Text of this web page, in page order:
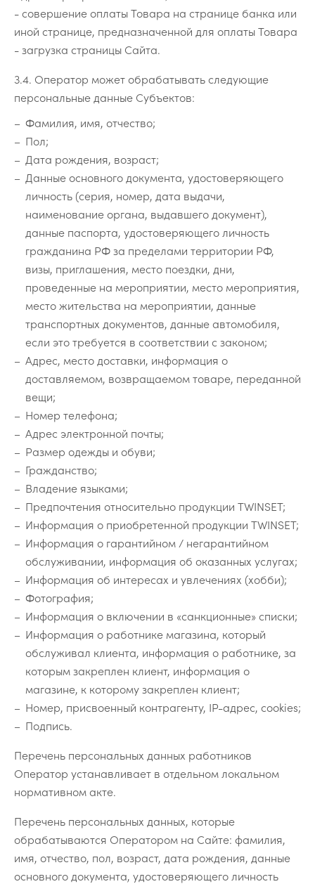
- совершение оплаты Товара на странице банка или
иной странице, предназначенной для оплаты Товара
- загрузка страницы Сайта.
3.4. Оператор может обрабатывать следующие
персональные данные Субъектов:
Фамилия, имя, отчество;
Пол;
Дата рождения, возраст;
Данные основного документа, удостоверяющего
личность (серия, номер, дата выдачи,
наименование органа, выдавшего документ),
данные паспорта, удостоверяющего личность
гражданина РФ за пределами территории РФ,
визы, приглашения, место поездки, дни,
проведенные на мероприятии, место мероприятия,
место жительства на мероприятии, данные
транспортных документов, данные автомобиля,
если это требуется в соответствии с законом;
Адрес, место доставки, информация о
доставляемом, возвращаемом товаре, переданной
вещи;
Номер телефона;
Адрес электронной почты;
Размер одежды и обуви;
Гражданство;
Владение языками;
Предпочтения относительно продукции TWINSET;
Информация о приобретенной продукции TWINSET;
Информация о гарантийном / негарантийном
обслуживании, информация об оказанных услугах;
Информация об интересах и увлечениях (хобби);
Фотография;
Информация о включении в «санкционные» списки;
Информация о работнике магазина, который
обслуживал клиента, информация о работнике, за
которым закреплен клиент, информация о
магазине, к которому закреплен клиент;
Номер, присвоенный контрагенту, IP-адрес, cookies;
Подпись.
Перечень персональных данных работников
Оператор устанавливает в отдельном локальном
нормативном акте.
Перечень персональных данных, которые
обрабатываются Оператором на Сайте: фамилия,
имя, отчество, пол, возраст, дата рождения, данные
основного документа, удостоверяющего личность